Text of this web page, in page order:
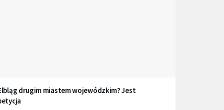
drugim miastem wojewódzkim? Jest